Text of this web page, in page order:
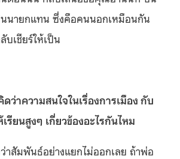
นนายกแทน ซึ่งคือคนนอกเหมือนกัน
เชียร์ให้เป็น
ว่าความสนใจในเรื่องการเมือง กับ
รียนสูงๆ เกี่ยวข้องอะไรกันไหม
าสัมพันธ์อย่างแยกไม่ออกเลย ถ้าพ่อ